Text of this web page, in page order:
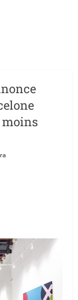
moins